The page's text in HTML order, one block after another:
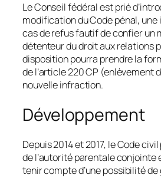
Le Conseil fédéral est prié
modification du Code pénal,
cas de refus fautif de confier un
détenteur du droit aux relations
disposition pourra prendre la
de l’article 220 CP (enlèvement
nouvelle infraction.
Développement
Depuis 2014 et 2017, le Code
de l’autorité parentale conjointe
tenir compte d’une possibilité